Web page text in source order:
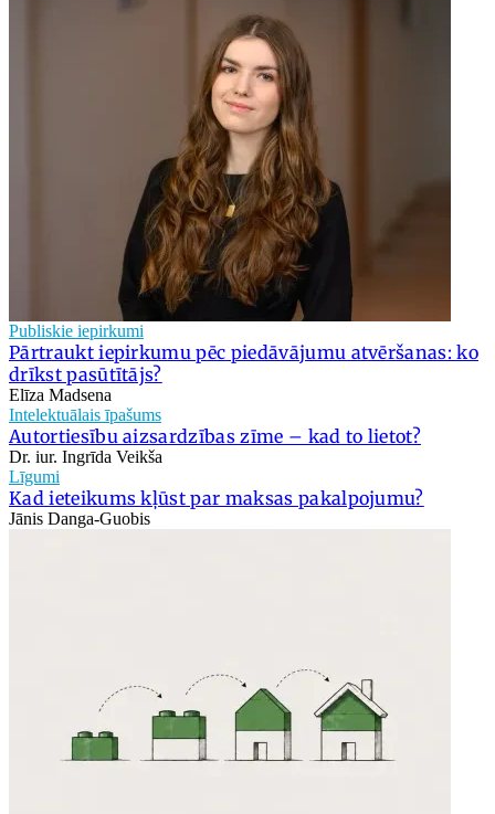
Publiskie iepirkumi
Pārtraukt iepirkumu pēc piedāvājumu atvēršanas: ko
drīkst pasūtītājs?
Elīza Madsena
Intelektuālais īpašums
Autortiesību aizsardzības zīme – kad to lietot?
Dr. iur. Ingrīda Veikša
Līgumi
Kad ieteikums kļūst par maksas pakalpojumu?
Jānis Danga-Guobis